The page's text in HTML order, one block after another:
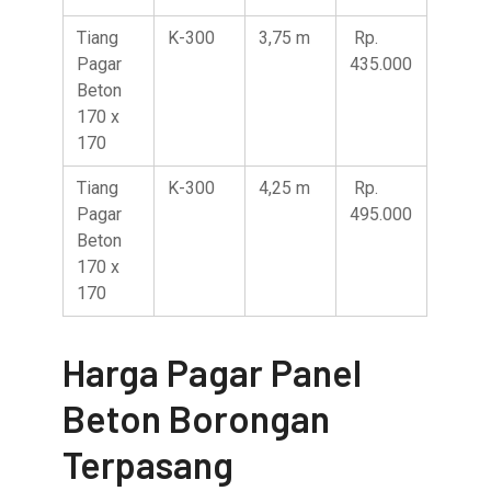
Tiang
Pagar
Beton
170 x
170
K-300 3,75 m
Rp.
435.000
Tiang
Pagar
Beton
170 x
170
K-300 4,25 m
Rp.
495.000
Harga Pagar Panel
Beton Borongan
Terpasang